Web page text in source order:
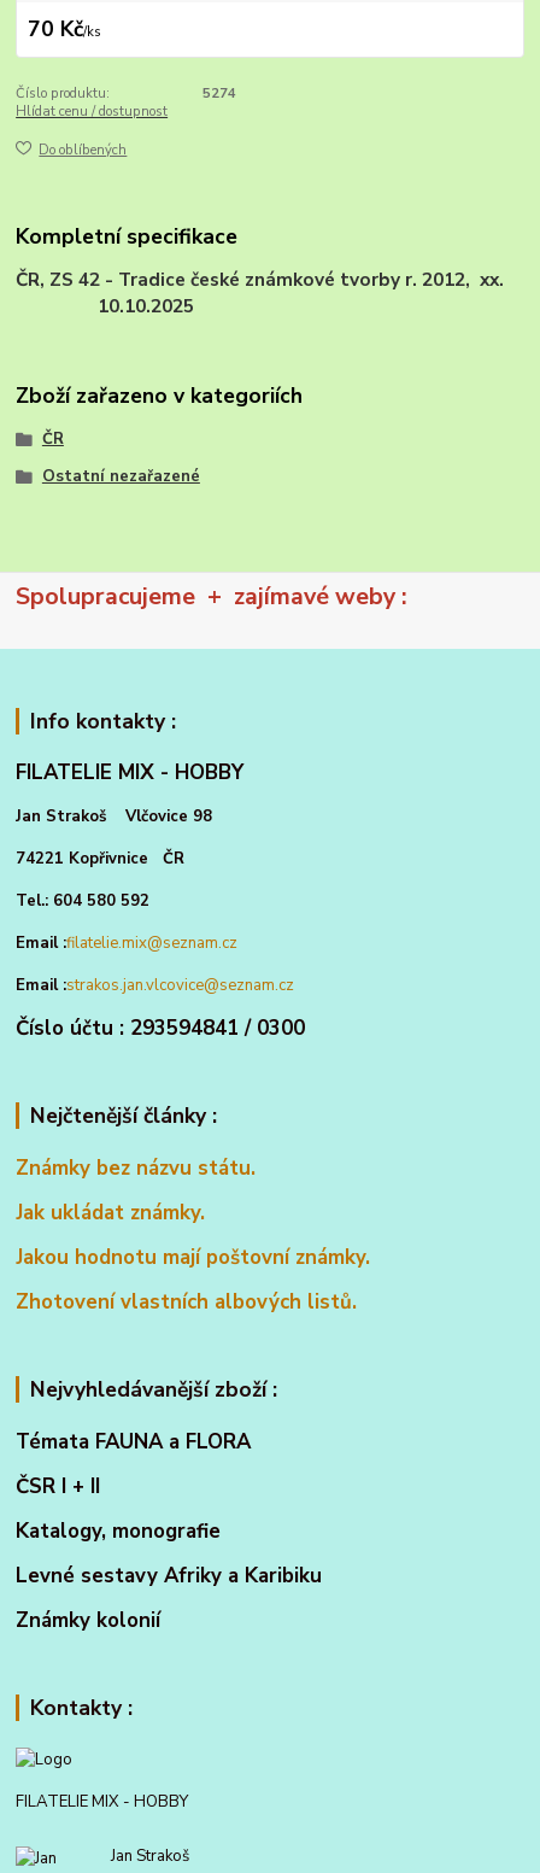
70 Kč/ks
Číslo produktu:
5274
Hlídat cenu / dostupnost
Do oblíbených
Kompletní specifikace
ČR, ZS 42 - Tradice české známkové tvorby r. 2012, xx.
10.10.2025
Zboží zařazeno v kategoriích
ČR
Ostatní nezařazené
Spolupracujeme + zajímavé weby :
Info kontakty :
FILATELIE MIX - HOBBY
Jan Strakoš Vlčovice 98
74221 Kopřivnice ČR
Tel.: 604 580 592
Email :filatelie.mix@seznam.cz
Email :strakos.jan.vlcovice@seznam.cz
Číslo účtu : 293594841 / 0300
Nejčtenější články :
Známky bez názvu státu.
Jak ukládat známky.
Jakou hodnotu mají poštovní známky.
Zhotovení vlastních albových listů.
Nejvyhledávanější zboží :
Témata FAUNA a FLORA
ČSR I + II
Katalogy, monografie
Levné sestavy Afriky a Karibiku
Známky kolonií
Kontakty :
FILATELIE MIX - HOBBY
Jan Strakoš